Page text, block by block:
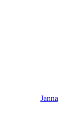
Janna